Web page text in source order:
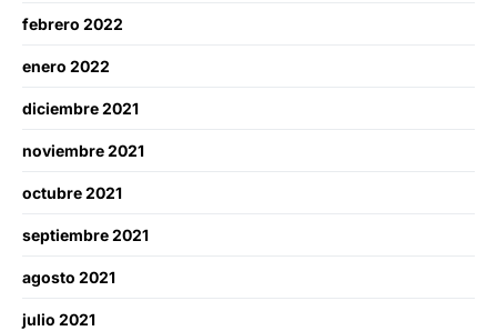
febrero 2022
enero 2022
diciembre 2021
noviembre 2021
octubre 2021
septiembre 2021
agosto 2021
julio 2021